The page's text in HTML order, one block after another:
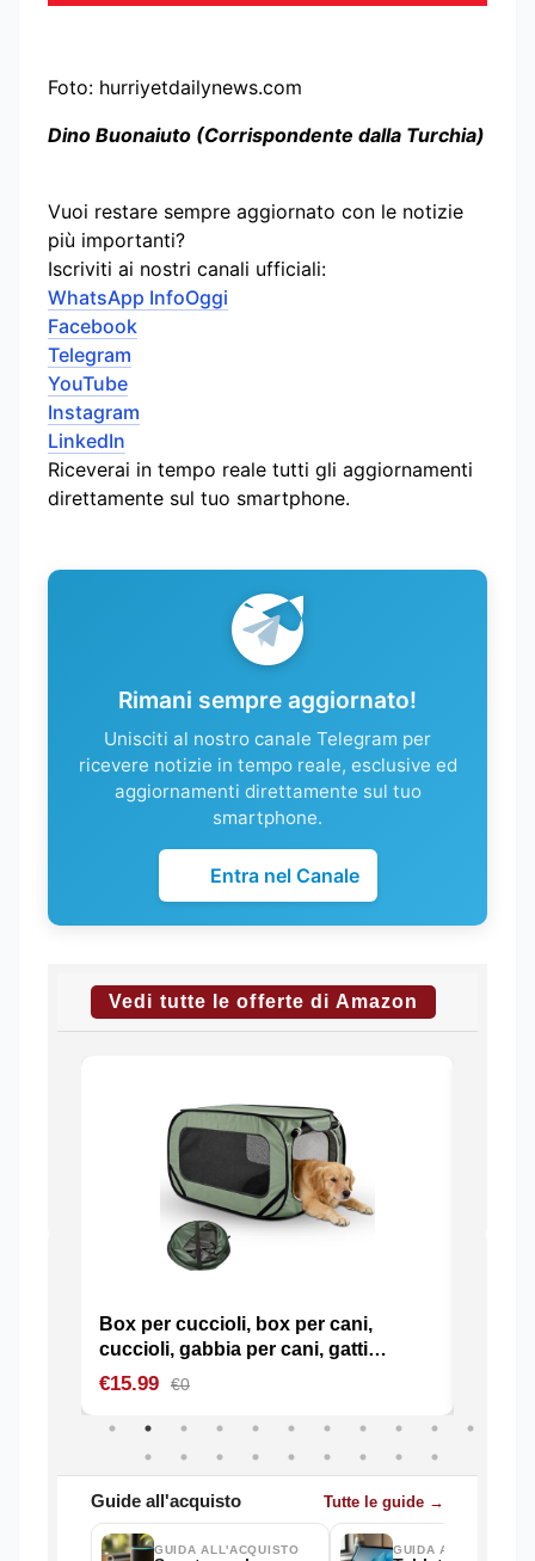
Foto: hurriyetdailynews.com
Dino Buonaiuto (Corrispondente dalla Turchia)
Vuoi restare sempre aggiornato con le notizie
più importanti?
Iscriviti ai nostri canali ufficiali:
WhatsApp InfoOggi
Facebook
Telegram
YouTube
Instagram
LinkedIn
Riceverai in tempo reale tutti gli aggiornamenti
direttamente sul tuo smartphone.
Rimani sempre aggiornato!
Unisciti al nostro canale Telegram per
ricevere notizie in tempo reale, esclusive ed
aggiornamenti direttamente sul tuo
smartphone.
Entra nel Canale